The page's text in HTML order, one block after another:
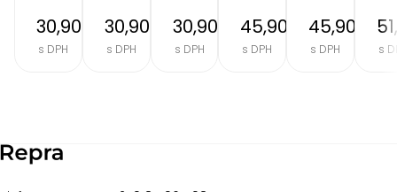
30,90 €
s DPH
30,90 €
s DPH
30,90 €
s DPH
45,90 €
s DPH
45,90 €
s DPH s